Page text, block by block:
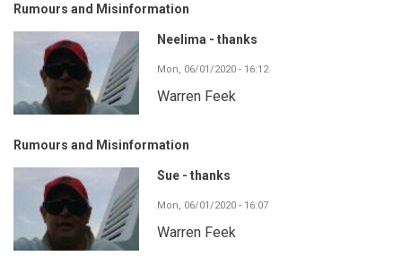
Rumours and Misinformation
Neelima - thanks
Mon, 06/01/2020 - 16:12
Warren Feek
Rumours and Misinformation
Sue - thanks
Mon, 06/01/2020 - 16:07
Warren Feek